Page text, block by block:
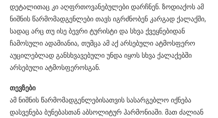
დეტალითაც კი აღფრთოვანებულები დარჩნენ. ზოდიაქოს ამ
ნიშნის წარმომადგენლები თავს იგრძნობენ კარგად ქალაქში,
სადაც არც თუ ისე ბევრი ტურისტი და სხვა ქვეყნებიდან
ჩამოსული ადამიანია, თუმცა ამ აქ არსებული ატმოსფერო
აუცილებლად განსხვავებული უნდა იყოს სხვა ქალაქებში
არსებული ატმოსფეროსგან.
თევზები
ამ ნიშნის წარმომადგენლებისათვის სასარგებლო იქნება
დასვენება ბუნებასთან აბსოლიტურ ჰარმონიაში. მათ ძალიან